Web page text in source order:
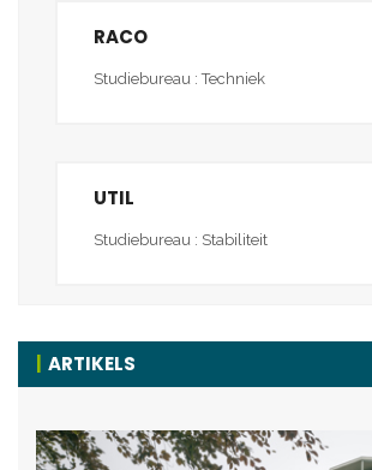
RACO
Studiebureau : Techniek
UTIL
Studiebureau : Stabiliteit
ARTIKELS